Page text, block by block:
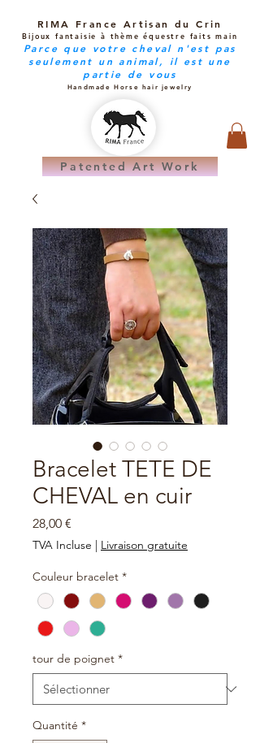
RIMA France Artisan du Crin
Bijoux fantaisie à thème équestre faits main
Parce que votre cheval n'est pas
seulement un animal, il est une
partie de vous
Handmade Horse hair jewelry
Patented Art Work
Bracelet TETE DE
CHEVAL en cuir
28,00 €
TVA Incluse | Livraison gratuite
Couleur bracelet *
tour de poignet *
Quantité *